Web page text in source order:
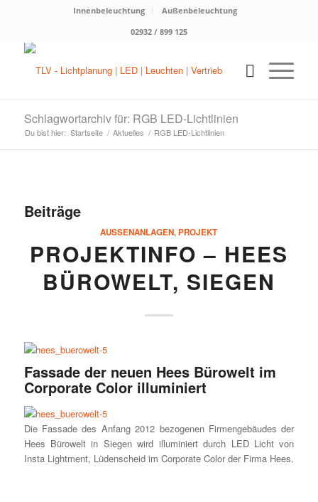
Innenbeleuchtung
Außenbeleuchtung
02932 / 899 125
Schlagwortarchiv für: RGB LED-Lichtlinien
Du bist hier: Startseite / Aktuelles / RGB LED-Lichtlinien
Beiträge
AUSSENANLAGEN ,PROJEKT
PROJEKTINFO – HEES
BÜROWELT, SIEGEN
Fassade der neuen Hees Bürowelt im
Corporate Color illuminiert
Die Fassade des Anfang 2012 bezogenen Firmengebäudes der
Hees Bürowelt in Siegen wird illuminiert durch LED Licht von
Insta Lightment, Lüdenscheid im Corporate Color der Firma Hees.